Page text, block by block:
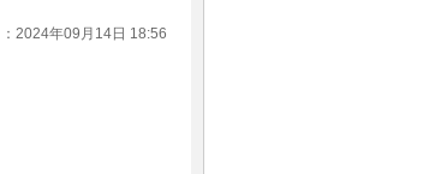
2024年09月14日 18:56